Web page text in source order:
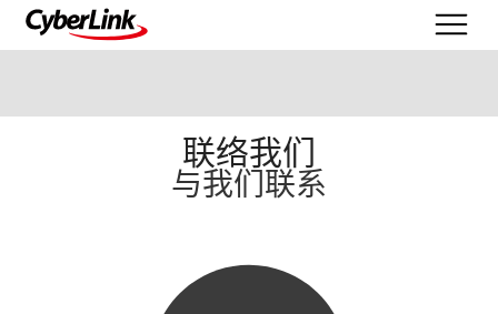
联络我们
与我们联系